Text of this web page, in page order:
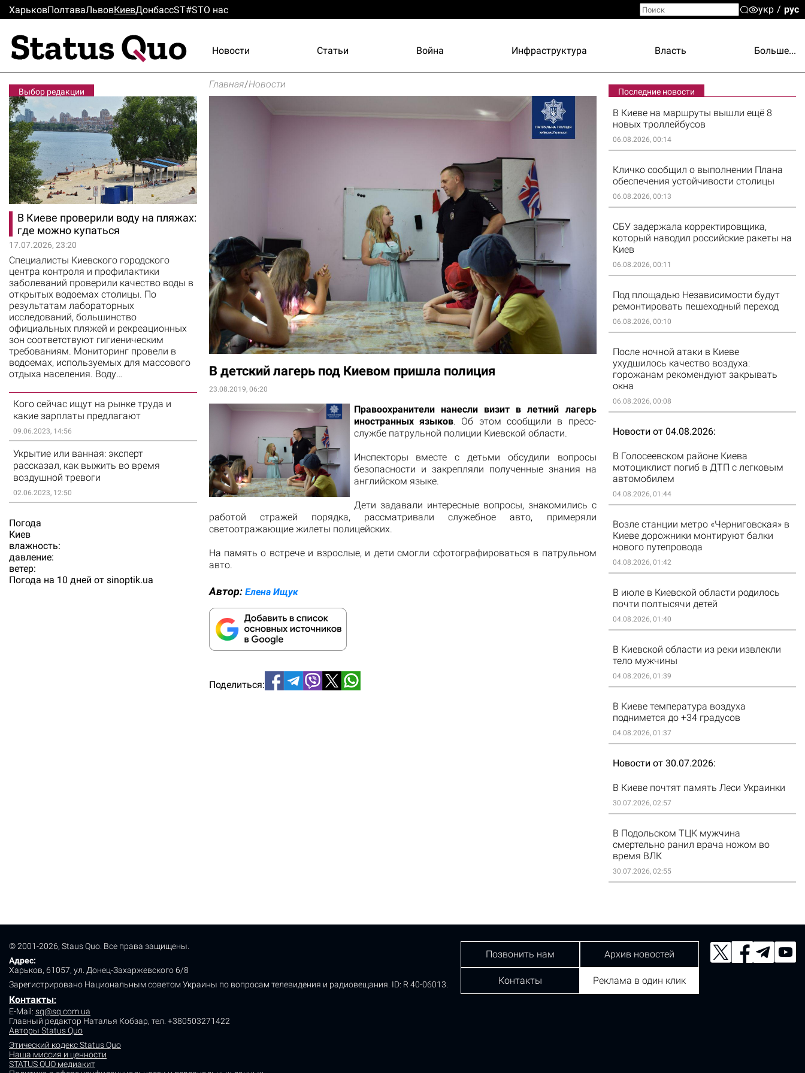
ХарьковПолтаваЛьвовКиевДонбассST#STО нас укр рус
Новости Статьи Война Инфраструктура Власть Больше...
Выбор редакции
В Киеве проверили воду на пляжах:
где можно купаться
17.07.2026, 23:20
Специалисты Киевского городского
центра контроля и профилактики
заболеваний проверили качество воды в
открытых водоемах столицы. По
результатам лабораторных
исследований, большинство
официальных пляжей и рекреационных
зон соответствуют гигиеническим
требованиям. Мониторинг провели в
водоемах, используемых для массового
отдыха населения. Воду…
Кого сейчас ищут на рынке труда и
какие зарплаты предлагают
09.06.2023, 14:56
Укрытие или ванная: эксперт
рассказал, как выжить во время
воздушной тревоги
02.06.2023, 12:50
Погода
Киев
влажность:
давление:
ветер:
Погода на 10 дней от sinoptik.ua
Главная/Новости
В детский лагерь под Киевом пришла полиция
23.08.2019, 06:20
Правоохранители нанесли визит в летний лагерь
иностранных языков. Об этом сообщили в пресс-
службе патрульной полиции Киевской области.
Инспекторы вместе с детьми обсудили вопросы
безопасности и закрепляли полученные знания на
английском языке.
Дети задавали интересные вопросы, знакомились с
работой стражей порядка, рассматривали служебное авто, примеряли
светоотражающие жилеты полицейских.
На память о встрече и взрослые, и дети смогли сфотографироваться в патрульном
авто.
Автор: Елена Ищук
Поделиться:
Последние новости
В Киеве на маршруты вышли ещё 8
новых троллейбусов
06.08.2026, 00:14
Кличко сообщил о выполнении Плана
обеспечения устойчивости столицы
06.08.2026, 00:13
СБУ задержала корректировщика,
который наводил российские ракеты на
Киев
06.08.2026, 00:11
Под площадью Независимости будут
ремонтировать пешеходный переход
06.08.2026, 00:10
После ночной атаки в Киеве
ухудшилось качество воздуха:
горожанам рекомендуют закрывать
окна
06.08.2026, 00:08
Новости от 04.08.2026
В Голосеевском районе Киева
мотоциклист погиб в ДТП с легковым
автомобилем
04.08.2026, 01:44
Возле станции метро «Черниговская» в
Киеве дорожники монтируют балки
нового путепровода
04.08.2026, 01:42
В июле в Киевской области родилось
почти полтысячи детей
04.08.2026, 01:40
В Киевской области из реки извлекли
тело мужчины
04.08.2026, 01:39
В Киеве температура воздуха
поднимется до +34 градусов
04.08.2026, 01:37
Новости от 30.07.2026
В Киеве почтят память Леси Украинки
30.07.2026, 02:57
В Подольском ТЦК мужчина
смертельно ранил врача ножом во
время ВЛК
30.07.2026, 02:55
© 2001-2026, Staus Quo. Все права защищены.
Адрес:
Харьков, 61057, ул. Донец-Захаржевского 6/8
Зарегистрировано Национальным советом Украины по вопросам телевидения и радиовещания. ID: R 40-06013.
Контакты:
E-Mail: sq@sq.com.ua
Главный редактор Наталья Кобзар, тел. +380503271422
Авторы Status Quo
Этический кодекс Status Quo
Наша миссия и ценности
STATUS QUO медиакит
Позвонить нам Архив новостей
Контакты Реклама в один клик